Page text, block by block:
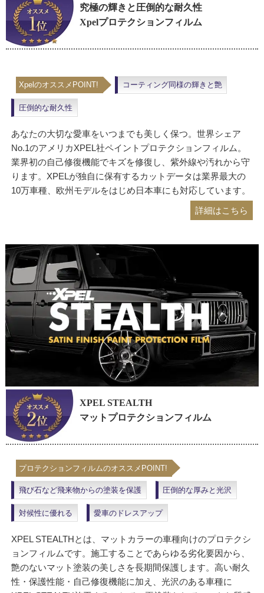
圧倒的な耐久性
あなたの大切な愛車をいつまでも美しく保つ。世界シェア
No.1のアメリカXPEL社ペイントプロテクションフィルム。
ります。XPELが独自に保有するカットデータは業界最大の
10万車種、欧州モデルをはじめ日本車にも対応しています。
XPEL STEALTH
マットプロテクションフィルム
プロテクションフィルムのオススメPOINT!
飛び石など飛来物からの塗装を保護
対候性に優れる 愛車のドレスアップ
XPEL STEALTHとは、マットカラーの車種向けのプロテクシ
ョンフィルムです。施工することであらゆる劣化要因から、
艶のないマット塗装の美しさを長期間保護します。高い耐久
性・保護性能・自己修復機能に加え、光沢のある車種に
XPEL STEALTH施工することで、再塗装なしでマットな質感
の塗装面にすることも可能です。
詳細はこちら